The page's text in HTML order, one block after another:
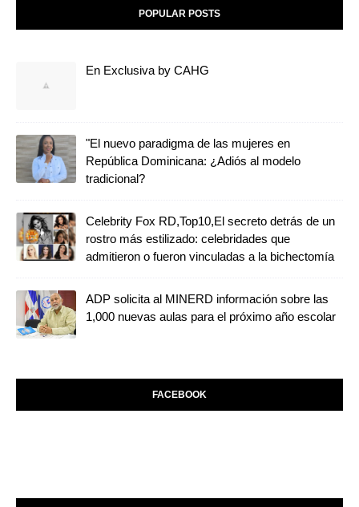
POPULAR POSTS
En Exclusiva by CAHG
"El nuevo paradigma de las mujeres en
República Dominicana: ¿Adiós al modelo
tradicional?
Celebrity Fox RD,Top10,El secreto detrás de un
rostro más estilizado: celebridades que
admitieron o fueron vinculadas a la bichectomía
ADP solicita al MINERD información sobre las
1,000 nuevas aulas para el próximo año escolar
FACEBOOK